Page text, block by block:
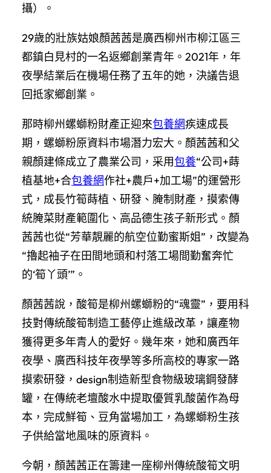
攝）。
29歲的壯族姑娘顏茜茜是廣西柳州市柳江區三
都鎮白見村的一名返鄉創業青年。2021年，年
夜學結業后在機場任務了五年的她，決議告退
回抵家鄉創業。
那時柳州螺螄粉財產正迎來包養網疾速成長
期，螺螄粉原資料市場潛力宏大。顏茜茜和父
親顏建條成立了農業公司，采用包養“公司+蒔
植基地+合包養網作社+農戶+加工場”的運營形
式，成長竹筍蒔植、研發、腌制財產，摸索傳
統腌菜財產範圍化、高品德生孩子新形式。顏
茜茜也從“芳華靚麗的航空位勤蜜斯姐”，改變為
“擼起袖子在田間地頭和村落工場間勤奮奔忙
的‘筍丫頭’”。
顏茜茜說，酸筍是柳州螺螄粉的“魂靈”，要用科
技對傳統酸筍制造工藝停止進級改革，讓產物
獲得更多年青人的愛好。幾年來，她和廣西年
夜學、廣西科技年夜學等多所高校的專家一路
摸索研發，design制造新型食物級玻璃鋼發酵
罐，在傳統老壇酸水中提取優質乳酸菌作為母
本，完成鮮筍、豆角當場加工，為螺螄粉生孩
子供給當地風味的原資料。
今朝，顏茜茜正在籌建一座柳州傳統酸筍文明